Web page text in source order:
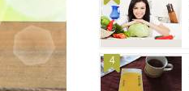
4